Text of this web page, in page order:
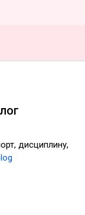
дисциплину,